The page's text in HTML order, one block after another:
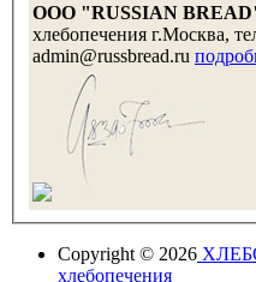
OOO "RUSSIAN
хлебопечения г.Москва,
admin@russbread.ru
Copyright © 2026
хлебопечения